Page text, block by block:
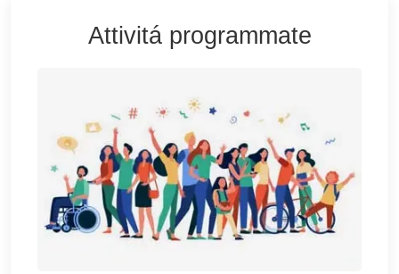
Attivitá programmate